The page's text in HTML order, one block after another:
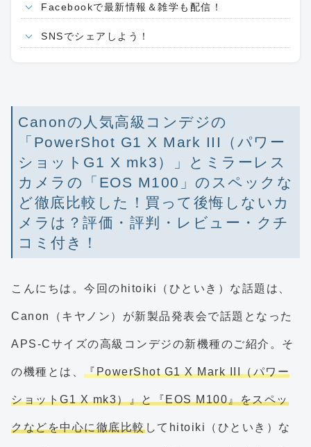
Facebookで最新情報＆雑学も配信！
SNSでシェアしよう！
Canonの人気高級コンデジの
「PowerShot G1 X Mark III（パワー
ショットG1 X mk3）」とミラーレス
カメラの「EOS M100」のスペックな
ど徹底比較した！買って後悔しないカ
メラは？評価・評判・レビュー・クチ
コミ付き！
こんにちは。今回のhitoiki（ひといき）な話題は、
Canon（キヤノン）が新製品発表会で話題となった
APS-Cサイズの高級コンデジの新機種のご紹介。そ
の機種とは、 『PowerShot G1 X Mark III（パワー
ショットG1 X mk3）』と『EOS M100』をスペッ
クなどを中心に徹底比較してhitoiki（ひといき）な